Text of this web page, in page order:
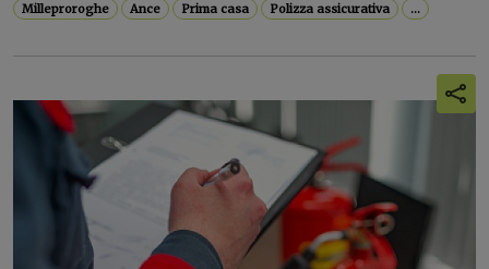
Milleproroghe Ance Prima casa Polizza assicurativa ...